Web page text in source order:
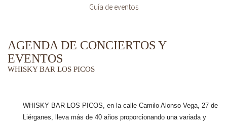
Guía de eventos
AGENDA DE CONCIERTOS Y
EVENTOS
WHISKY BAR LOS PICOS
WHISKY BAR LOS PICOS, en la calle Camilo Alonso Vega, 27 de
Liérganes, lleva más de 40 años proporcionando una variada y